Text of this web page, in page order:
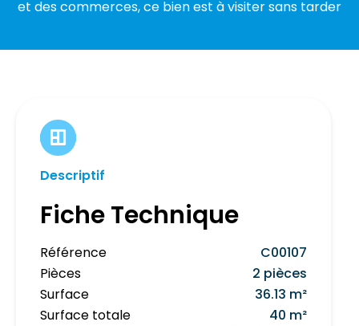
et des commerces, ce bien est à visiter sans tarder
Descriptif
Fiche Technique
Référence
C00107
Pièces
2 pièces
Surface
36.13 m²
Surface totale
40 m²